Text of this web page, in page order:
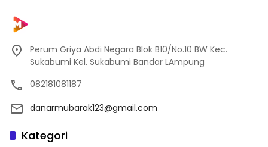
Perum Griya Abdi Negara Blok B10/No.10 BW Kec.
Sukabumi Kel. Sukabumi Bandar LAmpung
082181081187
danarmubarak123@gmail.com
Kategori